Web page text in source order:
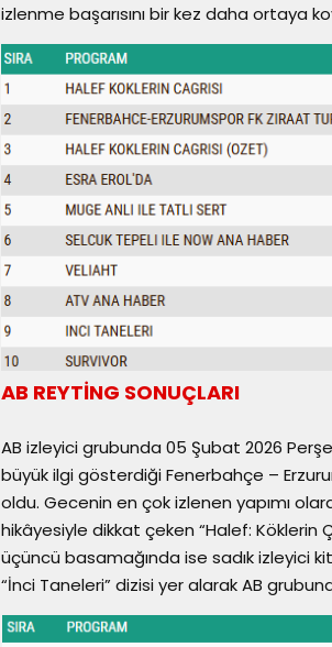
izlenme başarısını bir kez daha ortaya
AB REYTİNG SONUÇLARI
AB izleyici grubunda 05 Şubat 2026
büyük ilgi gösterdiği Fenerbahçe –
oldu. Gecenin en çok izlenen yapımı
hikâyesiyle dikkat çeken “Halef: Köklerin
üçüncü basamağında ise sadık izleyici
“İnci Taneleri” dizisi yer alarak AB